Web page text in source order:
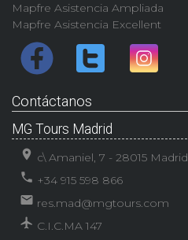
Mapfre Asistencia Ampliada
Mapfre Asistencia Excellent
Contáctanos
MG Tours Madrid
location_on c\ Amaniel, 7 - 28015 Madrid
phone +34 915 598 866
email res.mad@mgtours.com
airplanemode_active C.I.C.MA 147